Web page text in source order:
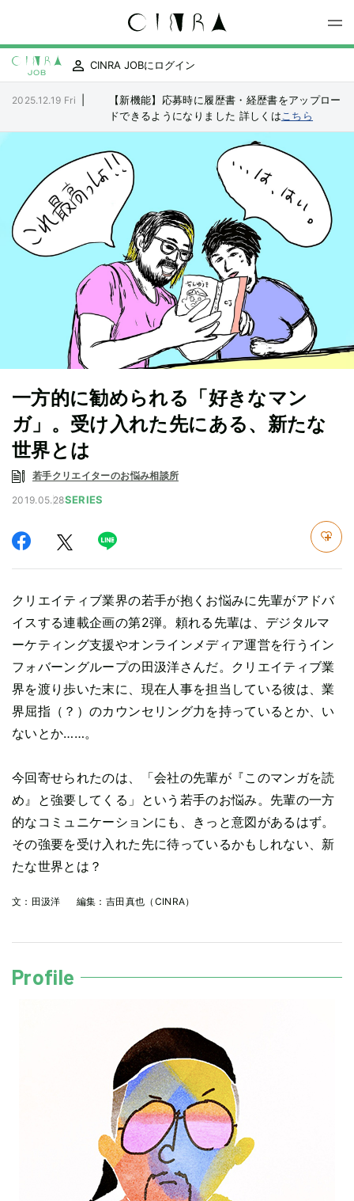
CINRA JOBにログイン
2025.12.19 Fri
【新機能】応募時に履歴書・経歴書をアップロー
ドできるようになりました 詳しくは こちら
一方的に勧められる「好きなマン
ガ」。受け入れた先にある、新たな
世界とは
若手クリエイターのお悩み相談所
2019.05.28SERIES
クリエイティブ業界の若手が抱くお悩みに先輩がアドバ
イスする連載企画の第2弾。頼れる先輩は、デジタルマ
ーケティング支援やオンラインメディア運営を行うイン
フォバーングループの田汲洋さんだ。クリエイティブ業
界を渡り歩いた末に、現在人事を担当している彼は、業
界屈指（？）のカウンセリング力を持っているとか、い
ないとか……。
今回寄せられたのは、「会社の先輩が『このマンガを読
め』と強要してくる」という若手のお悩み。先輩の一方
的なコミュニケーションにも、きっと意図があるはず。
その強要を受け入れた先に待っているかもしれない、新
たな世界とは？
文： 田汲洋 編集： 吉田真也（CINRA）
Profile